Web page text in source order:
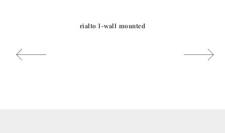
rialto l-wall mounted